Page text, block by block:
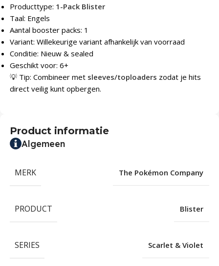
Producttype: 1-Pack Blister
Taal: Engels
Aantal booster packs: 1
Variant: Willekeurige variant afhankelijk van voorraad
Conditie: Nieuw & sealed
Geschikt voor: 6+
💡 Tip: Combineer met sleeves/toploaders zodat je hits
direct veilig kunt opbergen.
Product informatie
Algemeen
MERK The Pokémon Company
PRODUCT Blister
SERIES Scarlet & Violet